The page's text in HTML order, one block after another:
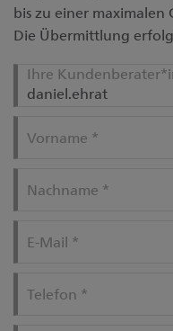
bis zu einer maximalen
Die Übermittlung
Ihre
Vorname *
Nachname *
E-Mail *
Telefon *